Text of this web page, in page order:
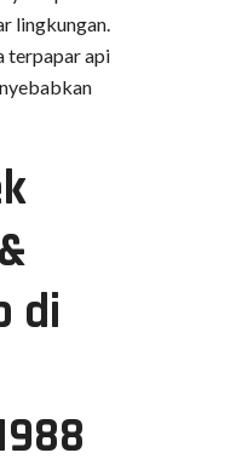
lingkungan.
terpapar api
di